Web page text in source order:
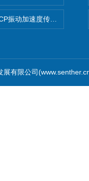
振动加速度传感器
有限公司